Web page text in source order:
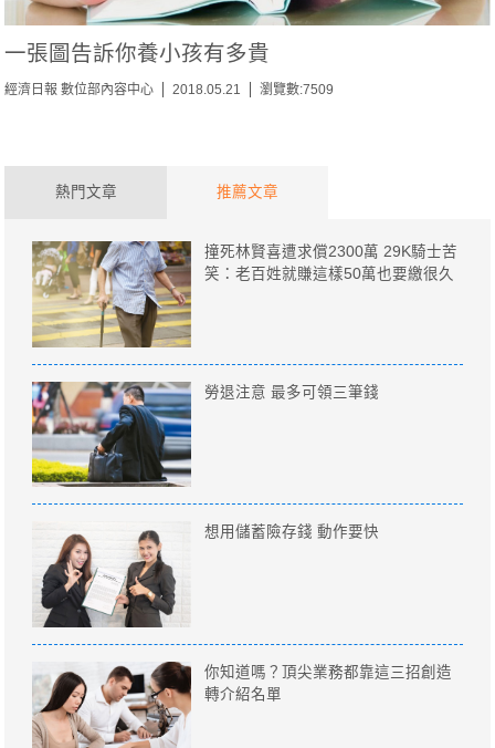
一張圖告訴你養小孩有多貴
經濟日報 數位部內容中心 2018.05.21 瀏覽數:7509
熱門文章 推薦文章
撞死林賢喜遭求償2300萬 29K騎士苦
笑：老百姓就賺這樣50萬也要繳很久
勞退注意 最多可領三筆錢
想用儲蓄險存錢 動作要快
你知道嗎？頂尖業務都靠這三招創造
轉介紹名單